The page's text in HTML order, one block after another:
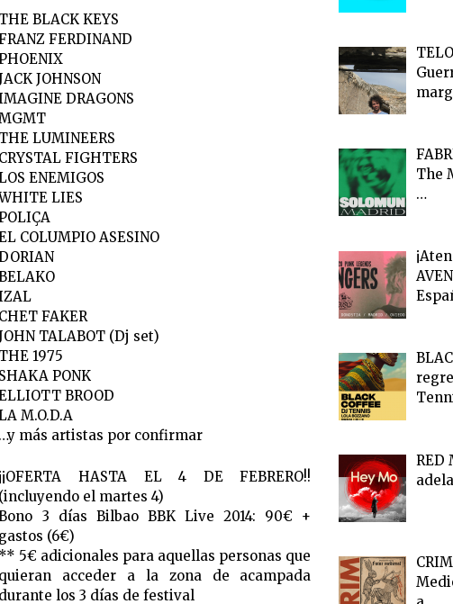
THE BLACK KEYS
FERDINAND
JOHNSON
DRAGONS
THE LUMINEERS
CRYSTAL FIGHTERS
ENEMIGOS
LIES
COLUMPIO ASESINO
CHET FAKER
TALABOT (Dj set)
THE 1975
SHAKA PONK
BROOD
M.O.D.A
…y más artistas por confirmar
¡¡OFERTA HASTA EL 4 DE FEBRERO!!
(incluyendo el martes 4)
3 días Bilbao BBK Live 2014: 90€ +
gastos (6€)
** 5€ adicionales para aquellas personas que
quieran acceder a la zona de acampada
durante los 3 días de festival
The
…
RED